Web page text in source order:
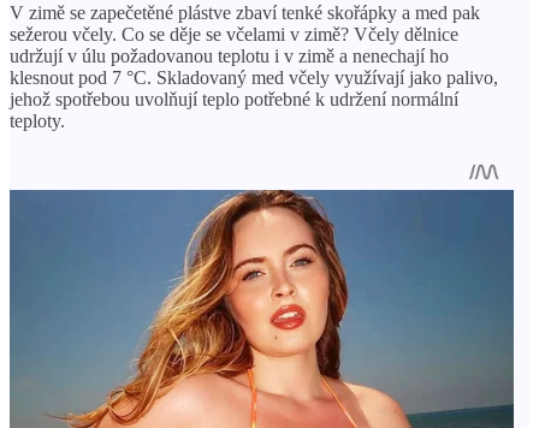
V zimě se zapečetěné plástve zbaví tenké skořápky a med pak
sežerou včely. Co se děje se včelami v zimě? Včely dělnice
udržují v úlu požadovanou teplotu i v zimě a nenechají ho
klesnout pod 7 °C. Skladovaný med včely využívají jako palivo,
jehož spotřebou uvolňují teplo potřebné k udržení normální
teploty.